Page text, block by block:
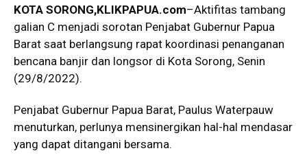
KOTA SORONG,KLIKPAPUA.com–Aktifitas tambang
galian C menjadi sorotan Penjabat Gubernur Papua
Barat saat berlangsung rapat koordinasi penanganan
bencana banjir dan longsor di Kota Sorong, Senin
(29/8/2022).
Penjabat Gubernur Papua Barat, Paulus Waterpauw
menuturkan, perlunya mensinergikan hal-hal mendasar
yang dapat ditangani bersama.